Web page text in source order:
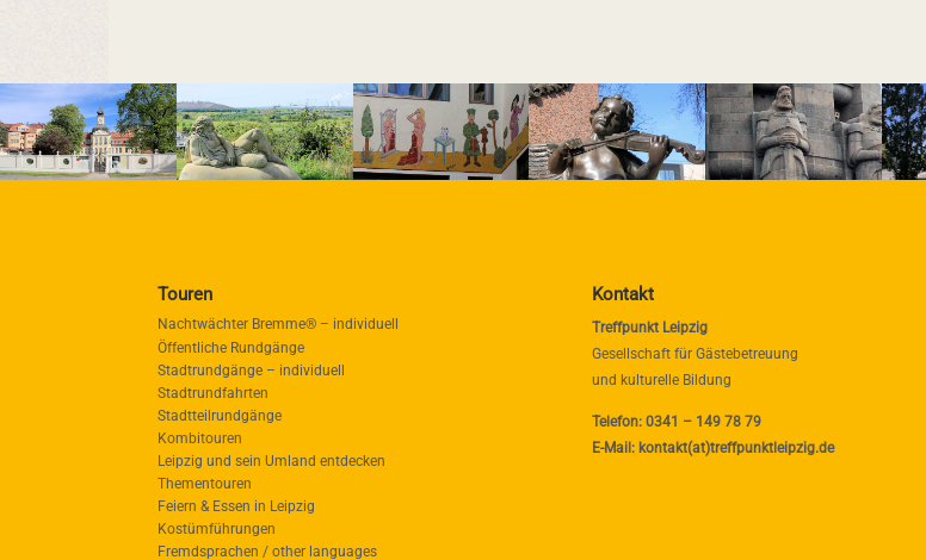
Touren
Nachtwächter Bremme® – individuell
Öffentliche Rundgänge
Stadtrundgänge – individuell
Stadtrundfahrten
Stadtteilrundgänge
Kombitouren
Leipzig und sein Umland entdecken
Thementouren
Feiern & Essen in Leipzig
Kostümführungen
Fremdsprachen / other languages
Kontakt
Treffpunkt Leipzig
Gesellschaft für Gästebetreuung
und kulturelle Bildung
Telefon: 0341 – 149 78 79
E-Mail: kontakt(at)treffpunktleipzig.de